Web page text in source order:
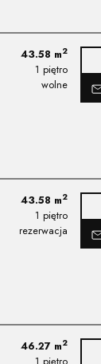
43.58 m2
1 piętro
wolne
43.58 m2
1 piętro
rezerwacja
46.27 m2